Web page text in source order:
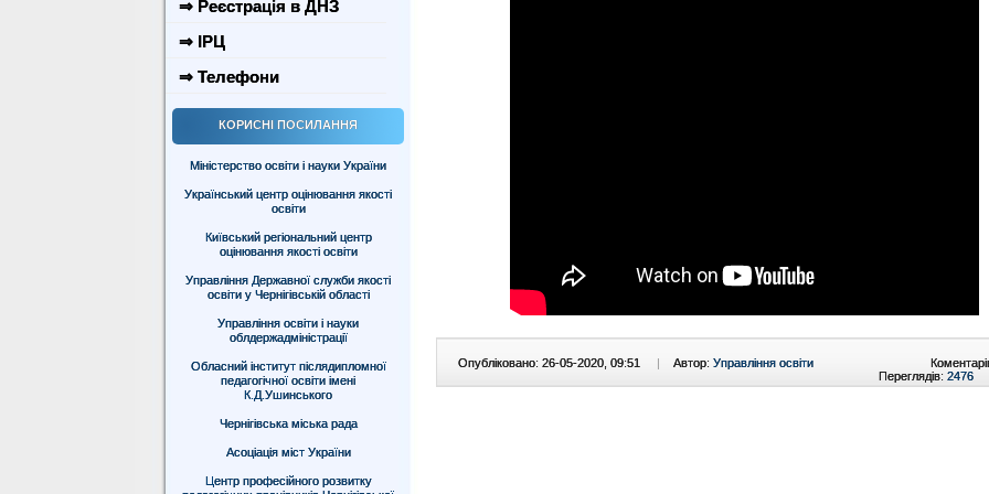
⇒ Реєстрація в ДНЗ
⇒ ІРЦ
⇒ Телефони
КОРИСНІ ПОСИЛАННЯ
Міністерство освіти і науки України
Український центр оцінювання якості
освіти
Київський регіональний центр
оцінювання якості освіти
Управління Державної служби якості
освіти у Чернігівській області
Управління освіти і науки
облдержадміністрації
Обласний інститут післядипломної
педагогічної освіти імені
К.Д.Ушинського
Чернігівська міська рада
Асоціація міст України
Центр професійного розвитку
Опубліковано: 26-05-2020, 09:51 | Автор: Управління освіти
Переглядів: 2476